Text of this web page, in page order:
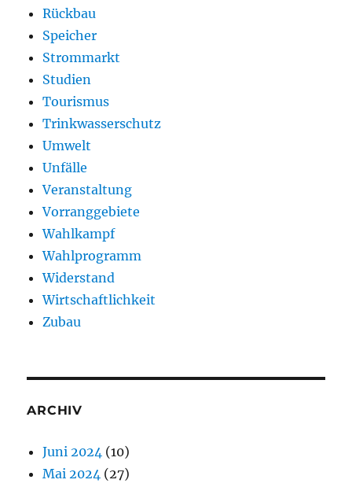
Rückbau
Speicher
Strommarkt
Studien
Tourismus
Trinkwasserschutz
Umwelt
Unfälle
Veranstaltung
Vorranggebiete
Wahlkampf
Wahlprogramm
Widerstand
Wirtschaftlichkeit
Zubau
ARCHIV
Juni 2024 (10)
Mai 2024 (27)